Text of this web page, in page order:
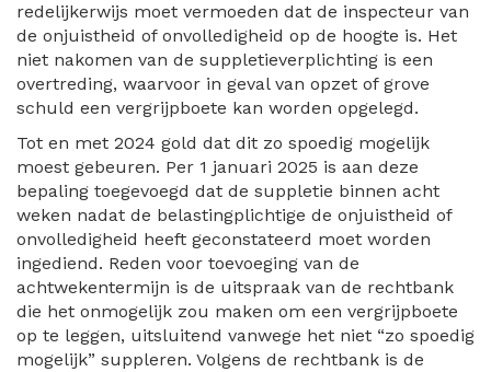
redelijkerwijs moet vermoeden dat de inspecteur van
de onjuistheid of onvolledigheid op de hoogte is. Het
niet nakomen van de suppletieverplichting is een
overtreding, waarvoor in geval van opzet of grove
schuld een vergrijpboete kan worden opgelegd.
Tot en met 2024 gold dat dit zo spoedig mogelijk
moest gebeuren. Per 1 januari 2025 is aan deze
bepaling toegevoegd dat de suppletie binnen acht
weken nadat de belastingplichtige de onjuistheid of
onvolledigheid heeft geconstateerd moet worden
ingediend. Reden voor toevoeging van de
achtwekentermijn is de uitspraak van de rechtbank
die het onmogelijk zou maken om een vergrijpboete
op te leggen, uitsluitend vanwege het niet “zo spoedig
mogelijk” suppleren. Volgens de rechtbank is de